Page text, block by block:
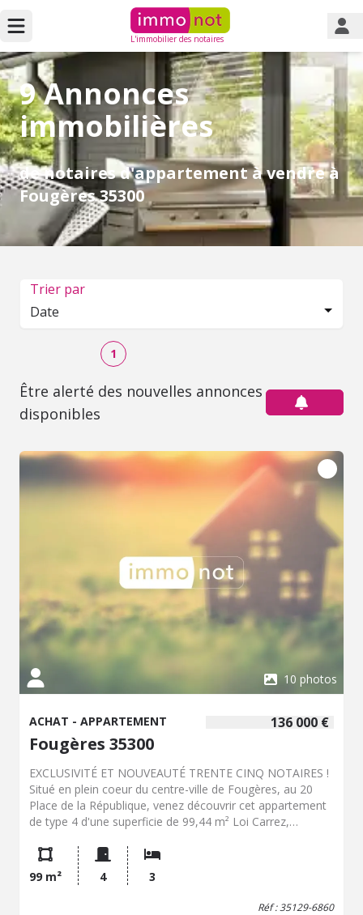
L'immobilier des notaires
9 Annonces
immobilières
de notaires d'appartement à vendre à
Fougères 35300
Trier par
Date
1
Être alerté des nouvelles annonces
disponibles
10 photos
136 000 €
ACHAT - APPARTEMENT
Fougères 35300
EXCLUSIVITÉ ET NOUVEAUTÉ TRENTE CINQ NOTAIRES !
Situé en plein coeur du centre-ville de Fougères, au 20
Place de la République, venez découvrir cet appartement
de type 4 d'une superficie de 99,44 m² Loi Carrez,
bien, offrant de beaux volumes et le charme de l'ancien,
se compose comme suit : Au rez-de-chaussée : Une
entrée privative donnant accès à un escalier intérieur
desservant l'appartement situé au premier étage. À
99 m² 4 3
Réf : 35129-6860